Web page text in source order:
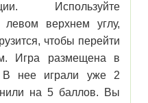
Используйте
левом верхнем углу,
чтобы перейти
Игра размещена в
В нее играли уже 2
на 5 баллов. Вы